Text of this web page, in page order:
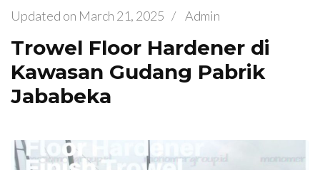
Updated on March 21, 2025 / Admin
Trowel Floor Hardener di
Kawasan Gudang Pabrik
Jababeka